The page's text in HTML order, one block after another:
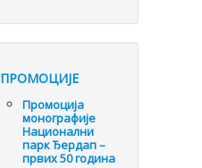
ПРОМОЦИЈЕ
Промоцијa
монографије
Национални
парк Ђердап –
првих 50 година